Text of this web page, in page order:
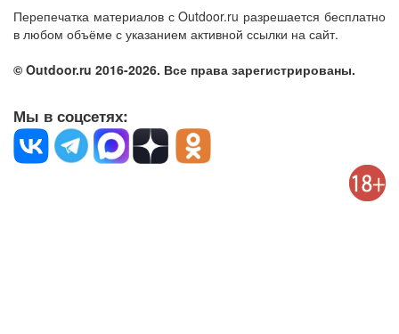
Перепечатка материалов с Outdoor.ru разрешается бесплатно
в любом объёме с указанием активной ссылки на сайт.
© Outdoor.ru 2016-2026. Все права зарегистрированы.
Мы в соцсетях: